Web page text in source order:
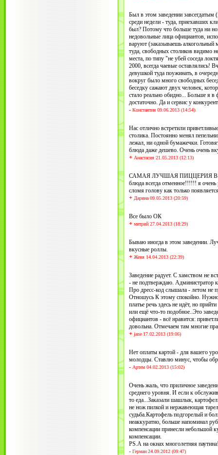
Был в этом заведении завсегдатым
среди недели - туда, приехавших
был? Потому что больше туда ни
недовольные лица официантов,
варуют (заказываешь алкогольный
туда, свободных столиков видимо
места, по типу "не убей соседа
2000, всегда чаевые оставлялись!
девушкой туда поужинать, в
вокруг было много свободных
беседку сажают двух человек,
стало реально обидно... Больше я
достаточно. Да и сервис у
- Константин 09.06.2013 (14:54)
Нас отлично встретили
столика. Постоянно менял
лежал, ни одной бумажечки.
блюда даже дешево. Очень очень
+ Анастасия 21.05.2013 (12:13)
САМАЯ ЛУЧШАЯ ПИЦЦЕРИЯ В
блюда всегда отменное!!!!!! я очень
сломя голову как только
+ Дарина 09.05.2013 (20:59)
Все было ОК
+ митрий 27.04.2013 (18:29)
Бываю иногда в этом заведении.
вкусные роллы.
+ Женя 14.04.2013 (22:39)
Заведение радует. С хамством не
- не подтверждаю. Администратор
Про дресс-код слышала - летом не
Отношусь К этому спокойно.
платье речь здесь не идёт, но
или ещё что-то подобное..Это
официантов - всё нравится:
довольна. Отмечаем там многие
+ jane 17.02.2013 (19:06)
Нет оплаты картой - для вашего
молодцы. Ставлю минус, чтобы
- Артем 04.02.2013 (15:02)
Очень жаль, что приличное
среднего уровня. И если к
то еда...Заказали шашлык,
не нож пилкой и нержавеющая
судьба.Картофель подгорелый и
неаккуратно, больше напоминал
компенсации принесли небольшой
компенсации.
PS.А на окнах многолетняя
- Герман 24.09.2012 (09:47)